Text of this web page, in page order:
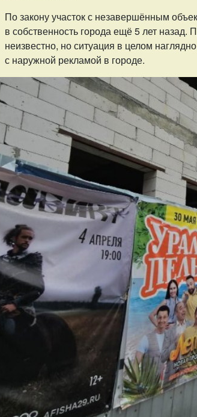
По закону участок с незавершённым
в собственность города ещё 5 лет
неизвестно, но ситуация в целом
с наружной рекламой в городе.